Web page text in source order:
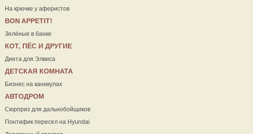
На крючке у аферистов
ВON APPETIT!
Зелёные в банке
КОТ, ПЁС И ДРУГИЕ
Диета для Элвиса
ДЕТСКАЯ КОМНАТА
Бизнес на каникулах
АВТОДРОМ
Сюрприз для дальнобойщиков
Понтифик пересел на Hyundai